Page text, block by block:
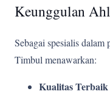
Keunggulan
Sebagai spesialis
Timbul menawarkan:
Kualitas Terbaik